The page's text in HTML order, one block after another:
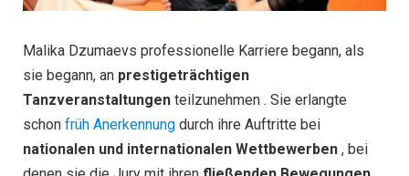
Malika Dzumaevs professionelle Karriere begann, als
sie begann, an prestigeträchtigen
Tanzveranstaltungen teilzunehmen . Sie erlangte
schon früh Anerkennung durch ihre Auftritte bei
nationalen und internationalen Wettbewerben , bei